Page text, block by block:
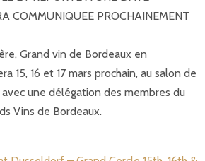
COMMUNIQUEE PROCHAINEMENT
Grand vin de Bordeaux en
15, 16 et 17 mars prochain, au salon de
une délégation des membres du
Vins de Bordeaux.